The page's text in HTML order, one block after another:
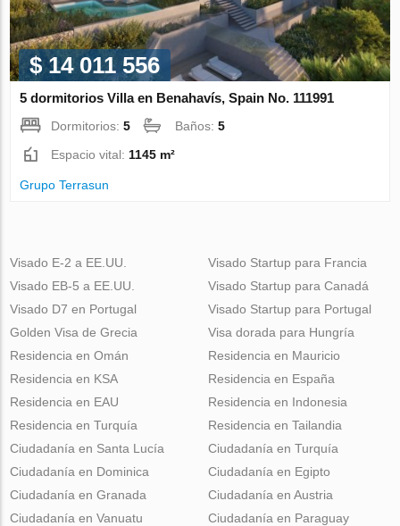
$ 14 011 556
5 dormitorios Villa en Benahavís, Spain No. 111991
Dormitorios:5 Baños:5
Espacio vital: 1145 m²
Grupo Terrasun
Visado E-2 a EE.UU.
Visado EB-5 a EE.UU.
Visado D7 en Portugal
Golden Visa de Grecia
Visado Startup para Francia
Visado Startup para Canadá
Visado Startup para Portugal
Visa dorada para Hungría
Residencia en Omán
Residencia en KSA
Residencia en EAU
Residencia en Turquía
Residencia en Mauricio
Residencia en España
Residencia en Indonesia
Residencia en Tailandia
Ciudadanía en Santa Lucía
Ciudadanía en Dominica
Ciudadanía en Granada
Ciudadanía en Vanuatu
Ciudadanía en Turquía
Ciudadanía en Egipto
Ciudadanía en Austria
Ciudadanía en Paraguay